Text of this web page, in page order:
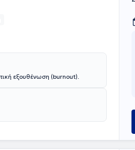
εξουθένωση (burnout).